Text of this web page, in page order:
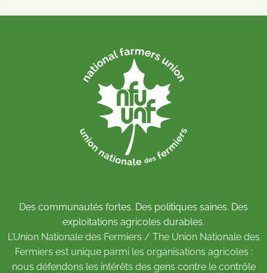
Des communautés fortes. Des politiques saines. Des
exploitations agricoles durables.
L’Union Nationale des Fermiers / The Union Nationale des
Fermiers est unique parmi les organisations agricoles :
nous défendons les intérêts des gens contre le contrôle